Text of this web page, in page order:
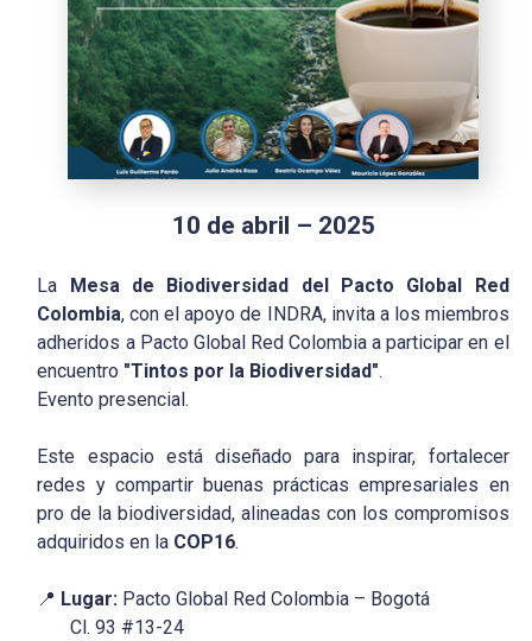
10 de abril – 2025
La Mesa de Biodiversidad del Pacto Global Red
Colombia, con el apoyo de INDRA, invita a los miembros
adheridos a Pacto Global Red Colombia a participar en el
encuentro "Tintos por la Biodiversidad".
Evento presencial.
Este espacio está diseñado para inspirar, fortalecer
redes y compartir buenas prácticas empresariales en
pro de la biodiversidad, alineadas con los compromisos
adquiridos en la COP16.
📍 Lugar: Pacto Global Red Colombia – Bogotá
Cl. 93 #13-24